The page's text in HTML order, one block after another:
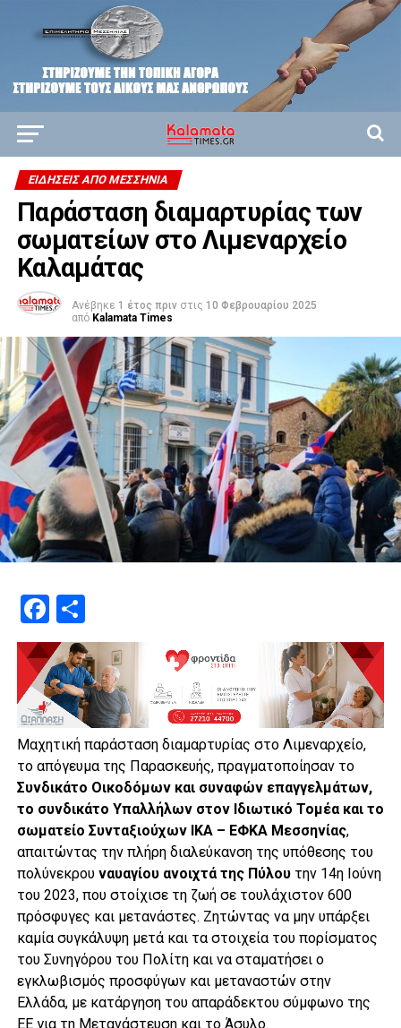
ΕΙΔΉΣΕΙΣ ΑΠΟ ΜΕΣΣΗΝΊΑ
Παράσταση διαμαρτυρίας των
σωματείων στο Λιμεναρχείο
Καλαμάτας
Ανέβηκε 1 έτος πριν στις 10 Φεβρουαρίου 2025
από Kalamata Times
Facebook
Μοιραστείτε
Μαχητική παράσταση διαμαρτυρίας στο Λιμεναρχείο,
το απόγευμα της Παρασκευής, πραγματοποίησαν το
Συνδικάτο Οικοδόμων και συναφών επαγγελμάτων,
το συνδικάτο Υπαλλήλων στον Ιδιωτικό Τομέα και το
σωματείο Συνταξιούχων ΙΚΑ – ΕΦΚΑ Μεσσηνίας,
απαιτώντας την πλήρη διαλεύκανση της υπόθεσης του
πολύνεκρου ναυαγίου ανοιχτά της Πύλουτην 14η Ιούνη
του 2023, που στοίχισε τη ζωή σε τουλάχιστον 600
πρόσφυγες και μετανάστες. Ζητώντας να μην υπάρξει
καμία συγκάλυψη μετά και τα στοιχεία του πορίσματος
του Συνηγόρου του Πολίτη και να σταματήσει ο
εγκλωβισμός προσφύγων και μεταναστών στην
Ελλάδα, με κατάργηση του απαράδεκτου σύμφωνο της
ΕΕ για τη Μετανάστευση και το Άσυλο.